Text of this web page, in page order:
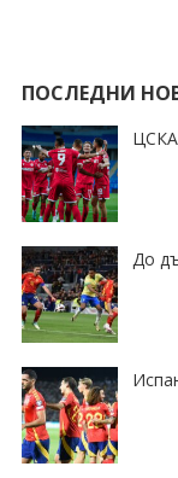
ПОСЛЕДНИ
ЦСКА
До